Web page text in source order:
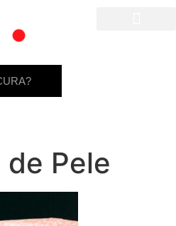
Pele